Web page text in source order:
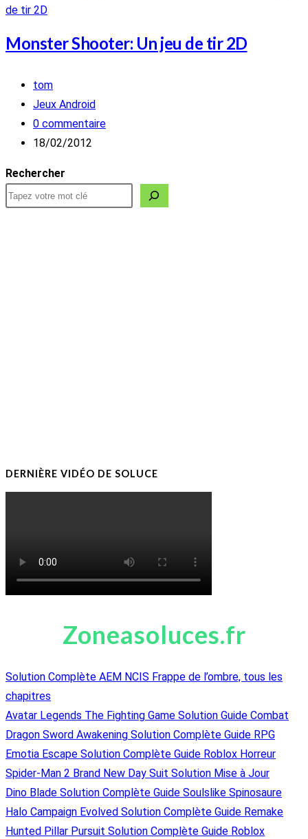
Monster Shooter: Un jeu de tir 2D
Auteur/autrice
de
la
publication :
tom
Post
category:
Jeux Android
Commentaires
de
publication :
0 commentaire
Publication
18/02/2012
Rechercher
DERNIÈRE VIDÉO DE SOLUCE
Zoneasoluces.fr
Solution Complète AEM NCIS Frappe de l’ombre, tous les
chapitres
Avatar Legends The Fighting Game Solution Guide Combat
Dragon Sword Awakening Solution Complète Guide RPG
Emotia Escape Solution Complète Guide Roblox Horreur
Spider-Man 2 Brand New Day Suit Solution Mise à Jour
Dino Blade Solution Complète Guide Soulslike Spinosaure
Halo Campaign Evolved Solution Complète Guide Remake
Hunted Pillar Pursuit Solution Complète Guide Roblox